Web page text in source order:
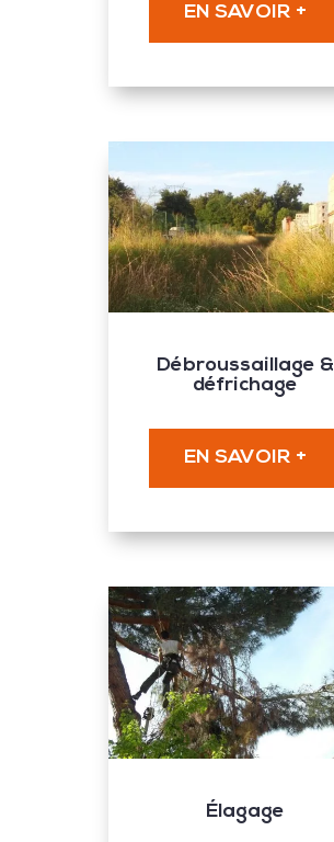
EN SAVOIR +
Débroussaillage &
défrichage
EN SAVOIR +
Élagage